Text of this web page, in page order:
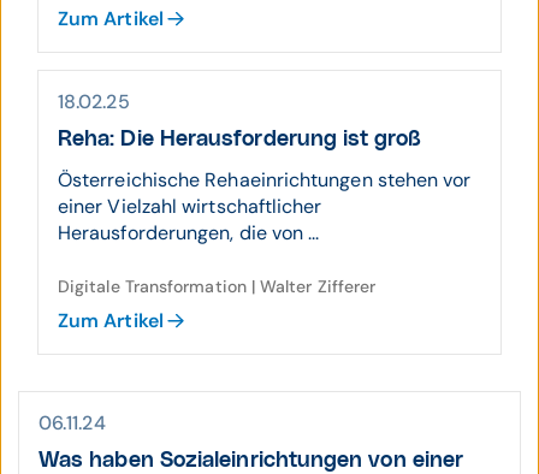
Zum Artikel
18.02.25
Reha: Die Herausforderung ist groß
Österreichische Rehaeinrichtungen stehen vor
einer Vielzahl wirtschaftlicher
Herausforderungen, die von ...
Digitale Transformation | Walter Zifferer
Zum Artikel
06.11.24
Was haben Sozial­ein­rich­tungen von einer